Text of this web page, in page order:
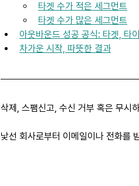
타겟 수가 적은 세그먼트
타겟 수가 많은 세그먼트
아웃바운드 성공 공식: 타겟, 타
차가운 시작, 따뜻한 결과
삭제, 스팸신고, 수신 거부 혹은 무시
낯선 회사로부터 이메일이나 전화를